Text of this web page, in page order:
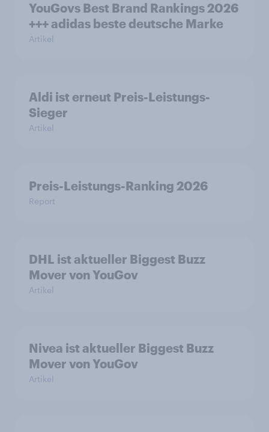
YouGovs Best Brand Rankings 2026
+++ adidas beste deutsche Marke
Artikel
Aldi ist erneut Preis-Leistungs-
Sieger
Artikel
Preis-Leistungs-Ranking 2026
Report
DHL ist aktueller Biggest Buzz
Mover von YouGov
Artikel
Nivea ist aktueller Biggest Buzz
Mover von YouGov
Artikel